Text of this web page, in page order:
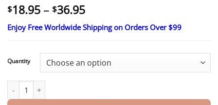
$18.95 – $36.95Price
range:
$18.95
$36.95
Enjoy Free Worldwide Shipping on Orders Over $99
Quantity
Nano-Mikronadel-Pflaster quantity